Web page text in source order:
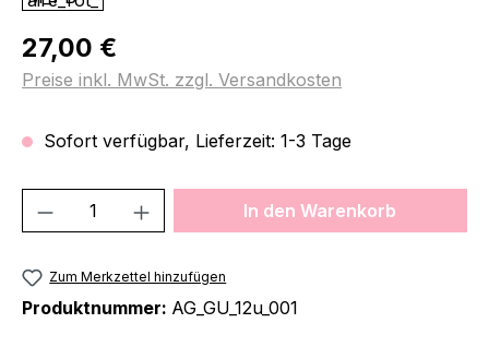
Regulärer Preis:
27,00 €
Preise inkl. MwSt. zzgl. Versandkosten
Sofort verfügbar, Lieferzeit: 1-3 Tage
Produkt Anzahl: Gib denIn den Warenkorb
Zum Merkzettel hinzufügen
Produktnummer: AG_GU_12u_001